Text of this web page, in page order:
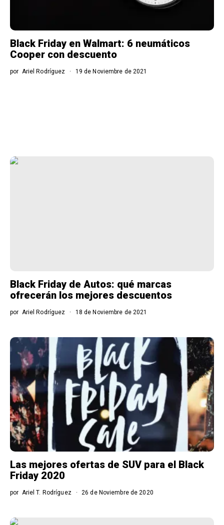
Black Friday en Walmart: 6 neumáticos
Cooper con descuento
por Ariel Rodríguez 19 de Noviembre de 2021
Black Friday de Autos: qué marcas
ofrecerán los mejores descuentos
por Ariel Rodríguez 18 de Noviembre de 2021
Las mejores ofertas de SUV para el Black
Friday 2020
por Ariel T. Rodríguez 26 de Noviembre de 2020